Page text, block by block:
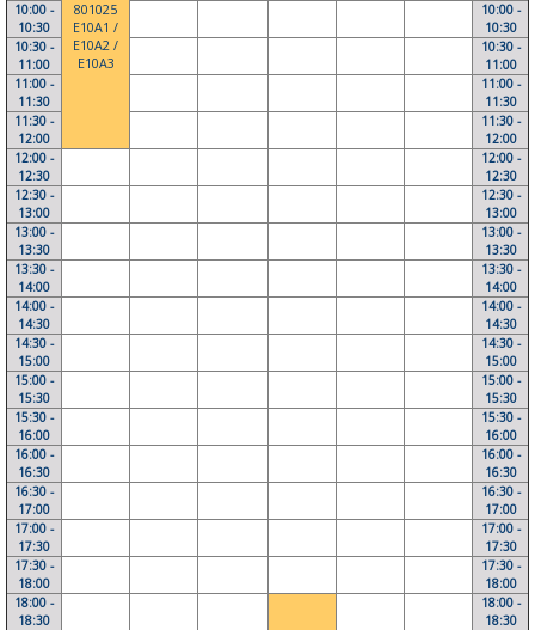
801025
E10A1 /
E10A2 /
E10A3
10:00 -
10:30
10:00 -
10:30
10:30 -
11:00
10:30 -
11:00
11:00 -
11:30
11:00 -
11:30
11:30 -
12:00
11:30 -
12:00
12:00 -
12:30
12:00 -
12:30
12:30 -
13:00
12:30 -
13:00
13:00 -
13:30
13:00 -
13:30
13:30 -
14:00
13:30 -
14:00
14:00 -
14:30
14:00 -
14:30
14:30 -
15:00
14:30 -
15:00
15:00 -
15:30
15:00 -
15:30
15:30 -
16:00
15:30 -
16:00
16:00 -
16:30
16:00 -
16:30
16:30 -
17:00
16:30 -
17:00
17:00 -
17:30
17:00 -
17:30
17:30 -
18:00
17:30 -
18:00
18:00 -
18:30
18:00 -
18:30